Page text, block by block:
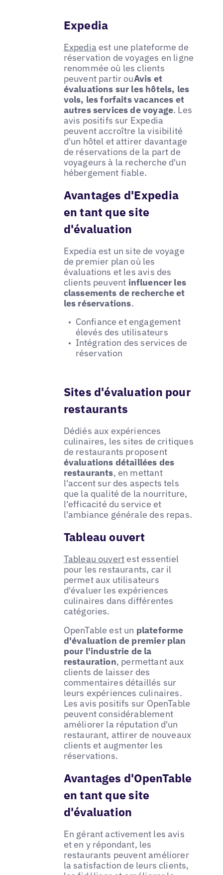
Expedia
Expedia est une plateforme de
réservation de voyages en ligne
renommée où les clients
peuvent partir ouAvis et
évaluations sur les hôtels, les
vols, les forfaits vacances et
autres services de voyage. Les
avis positifs sur Expedia
peuvent accroître la visibilité
d'un hôtel et attirer davantage
de réservations de la part de
voyageurs à la recherche d'un
hébergement fiable.
Avantages d'Expedia
en tant que site
d'évaluation
Expedia est un site de voyage
de premier plan où les
évaluations et les avis des
clients peuvent influencer les
classements de recherche et
les réservations.
Confiance et engagement
élevés des utilisateurs
Intégration des services de
réservation
Sites d'évaluation pour
restaurants
Dédiés aux expériences
culinaires, les sites de critiques
de restaurants proposent
évaluations détaillées des
restaurants, en mettant
l'accent sur des aspects tels
que la qualité de la nourriture,
l'efficacité du service et
l'ambiance générale des repas.
Tableau ouvert
Tableau ouvert est essentiel
pour les restaurants, car il
permet aux utilisateurs
d'évaluer les expériences
culinaires dans différentes
catégories.
OpenTable est un plateforme
d'évaluation de premier plan
pour l'industrie de la
restauration, permettant aux
clients de laisser des
commentaires détaillés sur
leurs expériences culinaires.
Les avis positifs sur OpenTable
peuvent considérablement
améliorer la réputation d'un
restaurant, attirer de nouveaux
clients et augmenter les
réservations.
Avantages d'OpenTable
en tant que site
d'évaluation
En gérant activement les avis
et en y répondant, les
restaurants peuvent améliorer
la satisfaction de leurs clients,